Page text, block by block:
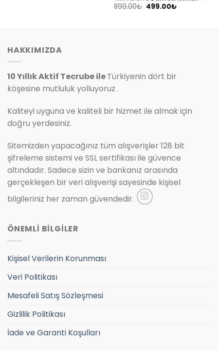
🛒25 kişisepetine ekledi!
899.00₺ Orijinal
499.00₺Şu
HAKKIMIZDA
10 Yıllık Aktif Tecrube ileTürkiyenin dört bir
köşesine mutluluk yolluyoruz .
Kaliteyi uyguna ve kaliteli bir hizmet ile almak için
doğru yerdesiniz.
Sitemizden yapacağınız tüm alışverişler 128 bit
şifreleme sistemi ve SSL sertifikası ile güvence
altındadır. Sadece sizin ve bankanız arasında
gerçekleşen bir veri alışverişi sayesinde kişisel
bilgileriniz her zaman güvendedir.
ÖNEMLİ BİLGİLER
Kişisel Verilerin Korunması
Veri Politikası
Mesafeli Satış Sözleşmesi
Gizlilik Politikası
İade ve Garanti Koşulları